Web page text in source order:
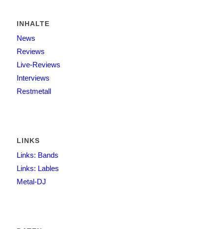
INHALTE
News
Reviews
Live-Reviews
Interviews
Restmetall
LINKS
Links: Bands
Links: Lables
Metal-DJ